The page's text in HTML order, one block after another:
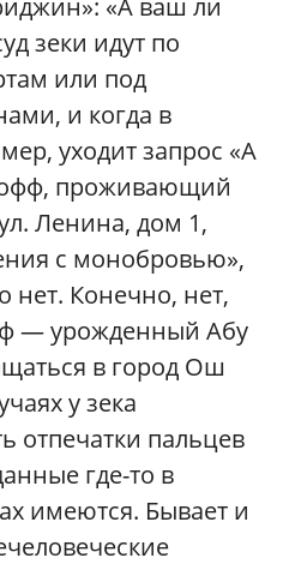
«А ваш ли
зеки идут по
или под
и когда в
уходит запрос «А
проживающий
Ленина, дом 1,
с монобровью»,
нет. Конечно, нет,
— урожденный Абу
в город Ош
у зека
отпечатки пальцев
где-то в
имеются. Бывает и